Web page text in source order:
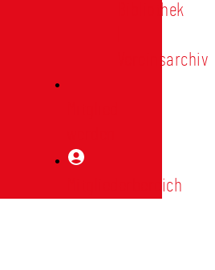
Bibliothek
Vereinsarchiv
Mitgliederbereich